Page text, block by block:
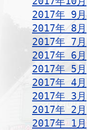
2017年 9月
2017年 8月
2017年 7月
2017年 6月
2017年 5月
2017年 4月
2017年 3月
2017年 2月
2017年 1月